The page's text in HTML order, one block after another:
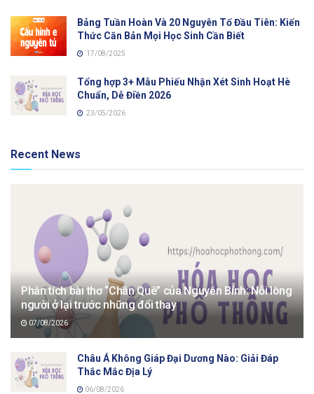
Bảng Tuần Hoàn Và 20 Nguyên Tố Đầu Tiên: Kiến
Thức Căn Bản Mọi Học Sinh Cần Biết
17/08/2025
Tổng hợp 3+ Mẫu Phiếu Nhận Xét Sinh Hoạt Hè
Chuẩn, Dễ Điền 2026
23/05/2026
Recent News
Phân tích bài thơ “Chân Quê” của Nguyễn Bính: Nỗi lòng
người ở lại trước những đổi thay
07/08/2026
Châu Á Không Giáp Đại Dương Nào: Giải Đáp
Thắc Mắc Địa Lý
06/08/2026